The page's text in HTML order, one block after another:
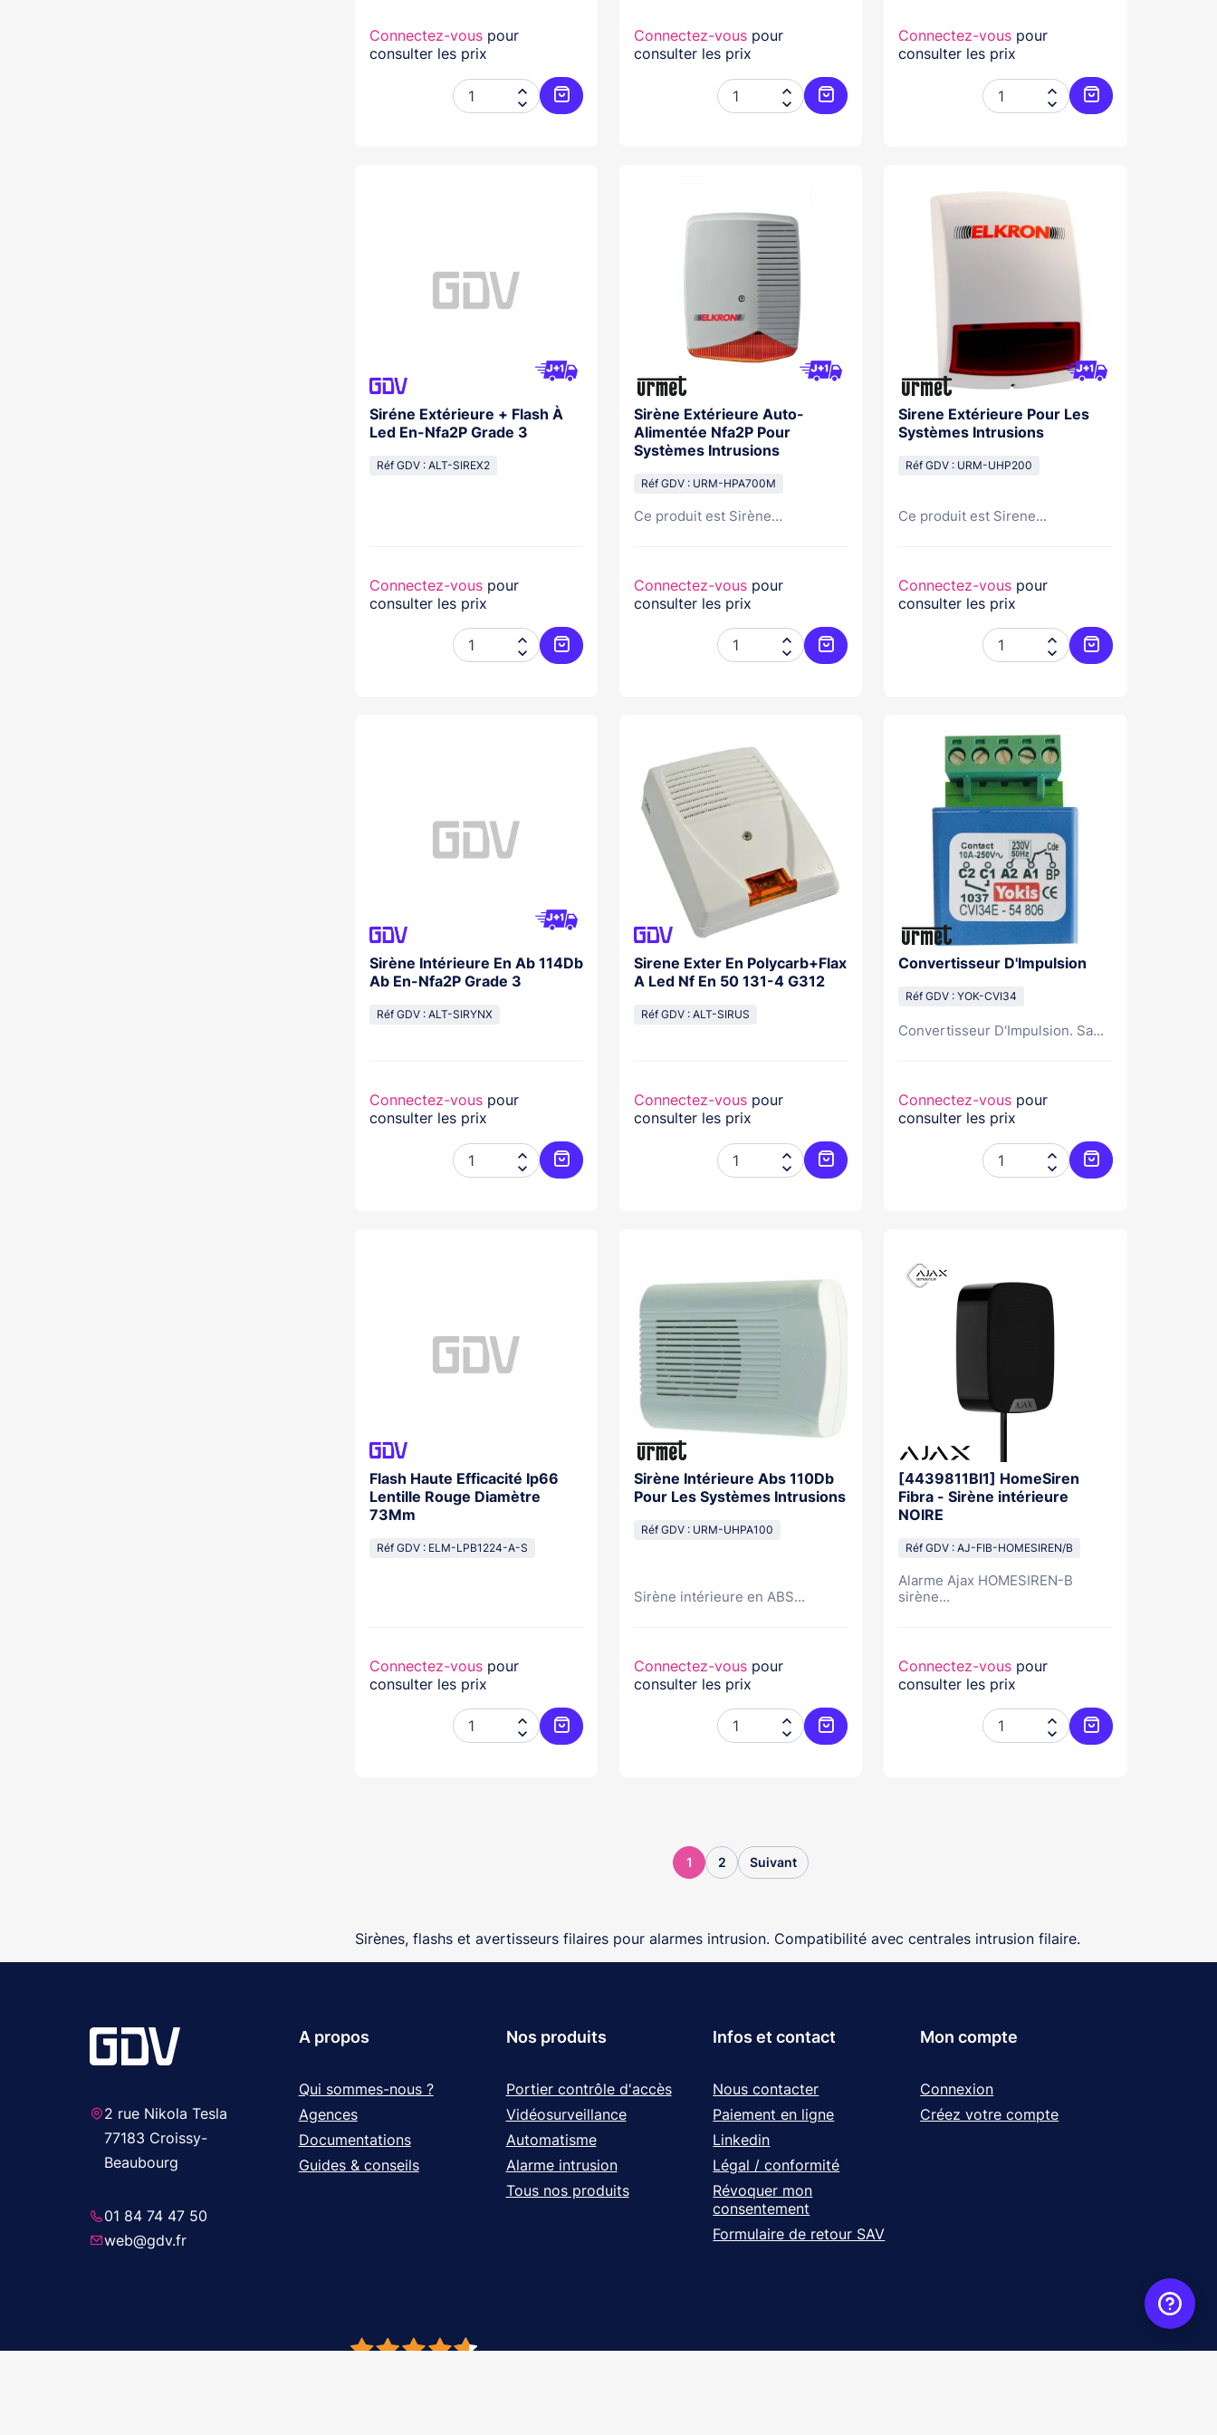
Connectez-vouspour
consulter les prix


Ajouter au panier
Connectez-vouspour
consulter les prix


Ajouter au panier
Connectez-vous pour
consulter les prix


Ajouter au panier
Siréne Extérieure + Flash À
Led En-Nfa2P Grade 3
Réf GDV : ALT-SIREX2
Connectez-vouspour
consulter les prix


Ajouter au panier
Sirène Extérieure Auto-
Alimentée Nfa2P Pour
Systèmes Intrusions
Réf GDV : URM-HPA700M
Ce produit est Sirène...
Connectez-vouspour
consulter les prix


Ajouter au panier
Sirene Extérieure Pour Les
Systèmes Intrusions
Réf GDV : URM-UHP200
Ce produit est Sirene...
Connectez-vous pour
consulter les prix


Ajouter au panier
Sirène Intérieure En Ab 114Db
Ab En-Nfa2P Grade 3
Réf GDV : ALT-SIRYNX
Connectez-vouspour
consulter les prix


Ajouter au panier
Sirene Exter En Polycarb+Flax
A Led Nf En 50 131-4 G312
Réf GDV : ALT-SIRUS
Connectez-vouspour
consulter les prix


Ajouter au panier
Convertisseur D'Impulsion
Réf GDV : YOK-CVI34
Convertisseur D'Impulsion. Sa...
Connectez-vous pour
consulter les prix


Ajouter au panier
Flash Haute Efficacité Ip66
Lentille Rouge Diamètre
73Mm
Réf GDV : ELM-LPB1224-A-S
Connectez-vouspour
consulter les prix


Ajouter au panier
Sirène Intérieure Abs 110Db
Pour Les Systèmes Intrusions
Réf GDV : URM-UHPA100
Sirène intérieure en ABS...
Connectez-vouspour
consulter les prix


Ajouter au panier
[4439811Bl1] HomeSiren
Fibra - Sirène intérieure
NOIRE
Réf GDV : AJ-FIB-HOMESIREN/B
Alarme Ajax HOMESIREN-B
sirène...
Connectez-vous pour
consulter les prix


Ajouter au panier
1 2 Suivant
Sirènes, flashs et avertisseurs filaires pour alarmes intrusion. Compatibilité avec centrales intrusion filaire.
2 rue Nikola Tesla
77183 Croissy-
Beaubourg
01 84 74 47 50
web@gdv.fr
A propos
Qui sommes-nous ?
Agences
Documentations
Guides & conseils
Nos produits
Portier contrôle d'accès
Vidéosurveillance
Automatisme
Alarme intrusion
Tous nos produits
Infos et contact
Nous contacter
Paiement en ligne
Linkedin
Légal / conformité
Révoquer mon
consentement
Formulaire de retour SAV
Mon compte
Connexion
Créez votre compte